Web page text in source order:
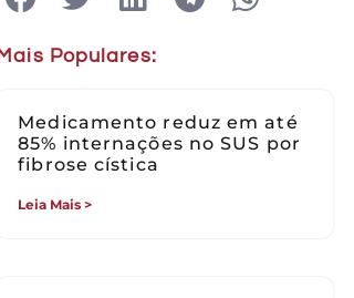
Populares:
Medicamento reduz em até
85% internações no SUS por
fibrose cística
Leia Mais >